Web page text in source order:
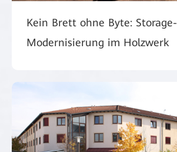
Kein Brett ohne Byte: Storage-
Modernisierung im Holzwerk